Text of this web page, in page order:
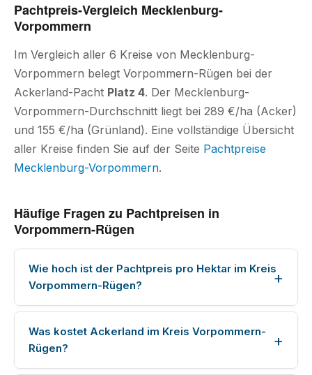
Pachtpreis-Vergleich Mecklenburg-
Vorpommern
Im Vergleich aller 6 Kreise von Mecklenburg-
Vorpommern belegt Vorpommern-Rügen bei der
Ackerland-Pacht Platz 4. Der Mecklenburg-
Vorpommern-Durchschnitt liegt bei 289 €/ha (Acker)
und 155 €/ha (Grünland). Eine vollständige Übersicht
aller Kreise finden Sie auf der Seite Pachtpreise
Mecklenburg-Vorpommern.
Häufige Fragen zu Pachtpreisen in
Vorpommern-Rügen
Wie hoch ist der Pachtpreis pro Hektar im Kreis
Vorpommern-Rügen?
Was kostet Ackerland im Kreis Vorpommern-
Rügen?